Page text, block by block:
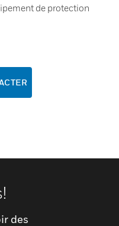
de protection
des